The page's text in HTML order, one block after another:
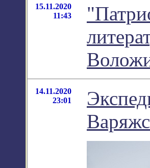
15.11.2020
11:43
14.11.2020
23:01